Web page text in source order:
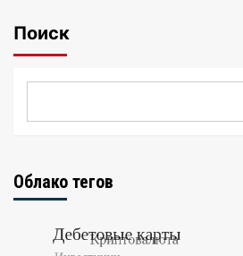
Поиск
Облако тегов